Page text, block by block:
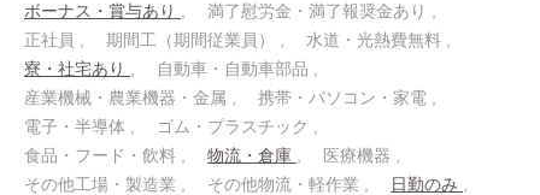
ボーナス・賞与あり
満了慰労金・満了報奨金あり
正社員
期間工（期間従業員）
水道・光熱費無料
寮・社宅あり
自動車・自動車部品
産業機械・農業機器・金属
携帯・パソコン・家電
電子・半導体
ゴム・プラスチック
食品・フード・飲料
物流・倉庫
医療機器
その他工場・製造業
その他物流・軽作業
日勤のみ